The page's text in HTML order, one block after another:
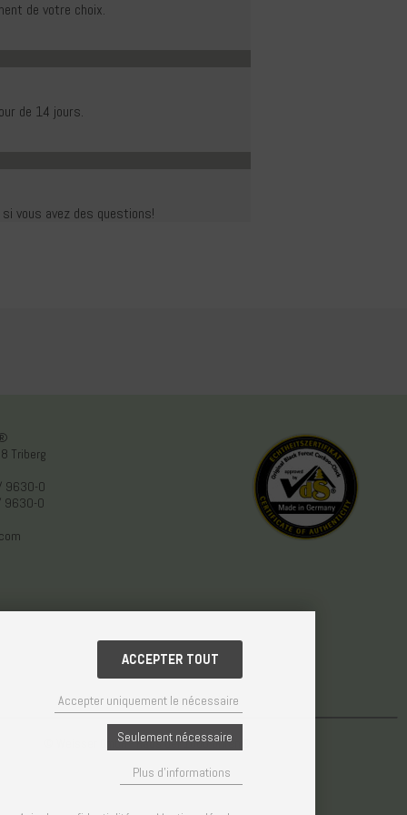
de votre choix.
de 14 jours.
vous avez des questions!
Triberg
9630-0
9630-0
© Weisser GmbH - Haus der 1000 Uhren®
ACCEPTER TOUT
Accepter uniquement le nécessaire
Seulement nécessaire
Plus d'informations